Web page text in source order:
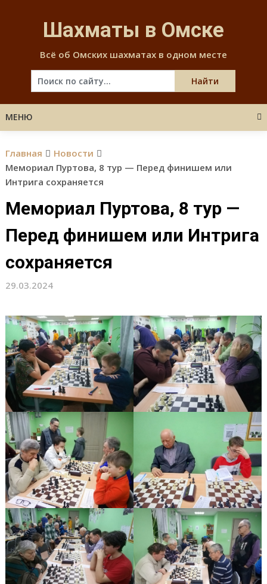
content
Шахматы в Омске
Всё об Омских шахматах в одном месте
МЕНЮ
Главная
Новости
Мемориал Пуртова, 8 тур — Перед финишем или
Интрига сохраняется
Мемориал Пуртова, 8 тур —
Перед финишем или Интрига
сохраняется
29.03.2024